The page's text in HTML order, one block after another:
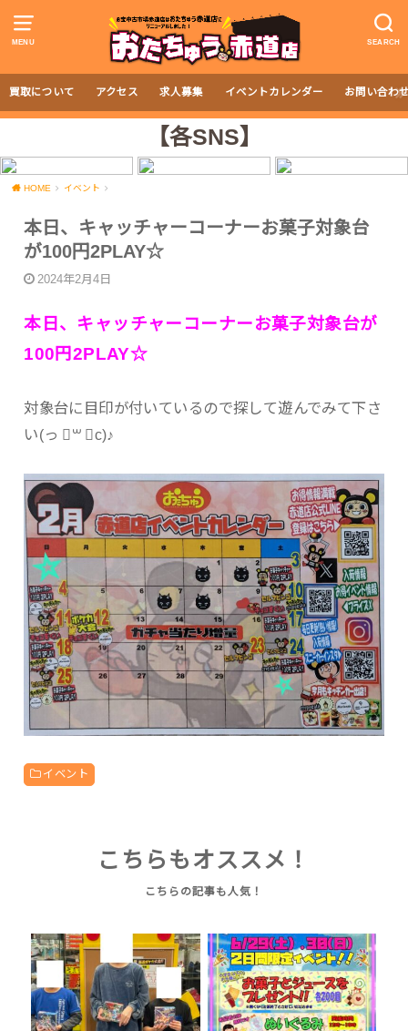
MENU SEARCH
買取について アクセス 求人募集 イベントカレンダー お問い合わ
【各SNS】
HOME イベント
本日、キャッチャーコーナーお菓子対象台
が100円2PLAY☆
2024年2月4日
本日、キャッチャーコーナーお菓子対象台が
100円2PLAY☆
対象台に目印が付いているので探して遊んでみて下さ
い(っ ॑꒳ ॑c)♪
イベント
こちらもオススメ！